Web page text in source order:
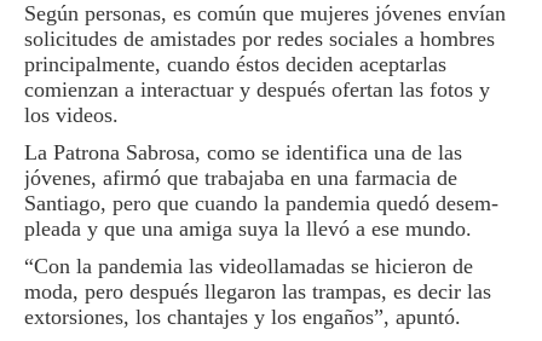
Según personas, es co­mún que mujeres jóvenes envían
solicitudes de amis­tades por redes sociales a hombres
principalmente, cuando éstos deciden acep­tarlas
comienzan a interac­tuar y después ofertan las fotos y
los videos.
La Patrona Sabrosa, co­mo se identifica una de las
jóvenes, afirmó que traba­jaba en una farmacia de
Santiago, pero que cuando la pandemia quedó desem­
pleada y que una amiga su­ya la llevó a ese mundo.
“Con la pandemia las vi­deollamadas se hicieron de
moda, pero después llegaron las trampas, es decir las
extorsiones, los chantajes y los engaños”, apuntó.